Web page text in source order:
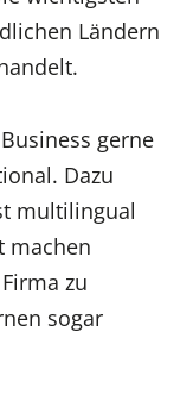
Ländern
gerne
Dazu
multilingual
machen
zu
sogar